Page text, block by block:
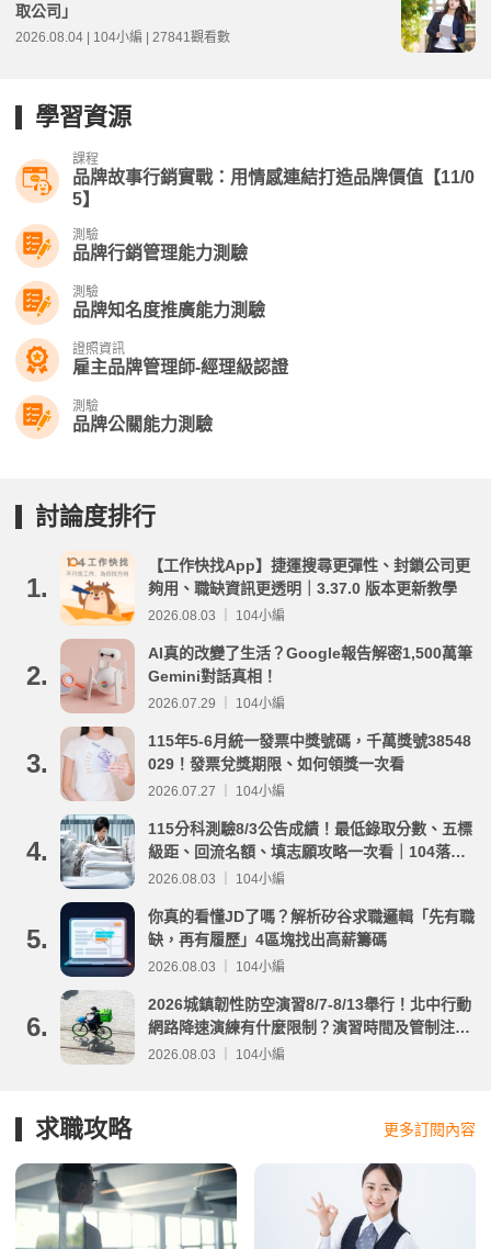
取公司」
2026.08.04 | 104小編 | 27841觀看數
學習資源
課程
品牌故事行銷實戰：用情感連結打造品牌價值【11/0
5】
測驗
品牌行銷管理能力測驗
測驗
品牌知名度推廣能力測驗
證照資訊
雇主品牌管理師-經理級認證
測驗
品牌公關能力測驗
討論度排行
1.
【工作快找App】捷運搜尋更彈性、封鎖公司更
夠用、職缺資訊更透明｜3.37.0 版本更新教學
2026.08.03 ｜ 104小編
2.
AI真的改變了生活？Google報告解密1,500萬筆
Gemini對話真相！
2026.07.29 ｜ 104小編
3.
115年5-6月統一發票中獎號碼，千萬獎號38548
029！發票兌獎期限、如何領獎一次看
2026.07.27 ｜ 104小編
4.
115分科測驗8/3公告成績！最低錄取分數、五標
級距、回流名額、填志願攻略一次看｜104落點
分析
2026.08.03 ｜ 104小編
5.
你真的看懂JD了嗎？解析矽谷求職邏輯「先有職
缺，再有履歷」4區塊找出高薪籌碼
2026.08.03 ｜ 104小編
6.
2026城鎮韌性防空演習8/7-8/13舉行！北中行動
網路降速演練有什麼限制？演習時間及管制注意
事項整理
2026.08.03 ｜ 104小編
求職攻略 更多訂閱內容